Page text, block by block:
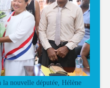
nouvelle députée, Hélène